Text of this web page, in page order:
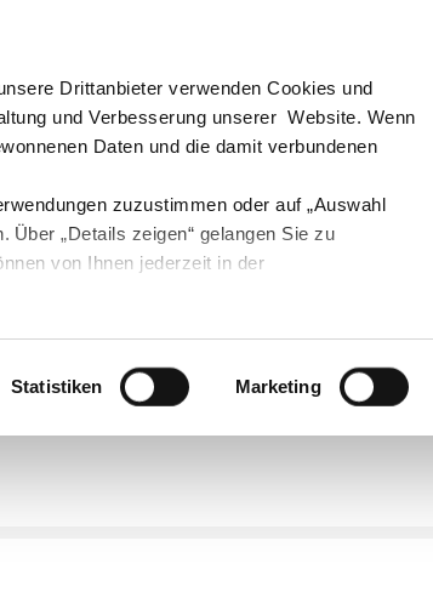
Drittanbieter verwenden Cookies und
und Verbesserung unserer Website. Wenn
Daten und die damit verbundenen
zuzustimmen oder auf „Auswahl
„Details zeigen“ gelangen Sie zu
von Ihnen jederzeit in der
Statistiken Marketing
Forst Fischerei